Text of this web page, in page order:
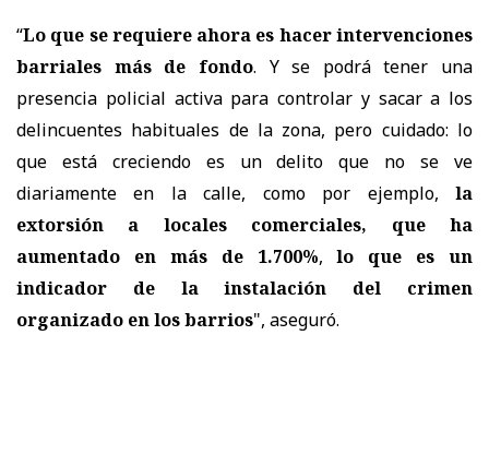
“Lo que se requiere ahora es hacer intervenciones
barriales más de fondo. Y se podrá tener una
presencia policial activa para controlar y sacar a los
delincuentes habituales de la zona, pero cuidado: lo
que está creciendo es un delito que no se ve
diariamente en la calle, como por ejemplo, la
extorsión a locales comerciales, que ha
aumentado en más de 1.700%, lo que es un
indicador de la instalación del crimen
organizado en los barrios", aseguró.